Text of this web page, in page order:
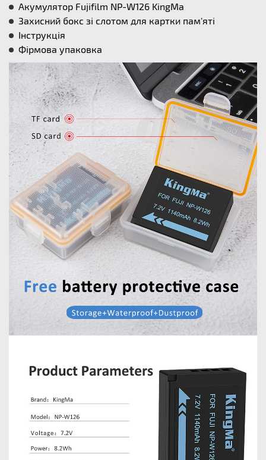
Акумулятор Fujifilm NP-W126 KingMa
Захисний бокс зі слотом для картки пам'яті
Інструкція
Фірмова упаковка